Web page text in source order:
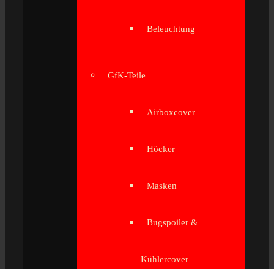
Beleuchtung
GfK-Teile
Airboxcover
Höcker
Masken
Bugspoiler &
Kühlercover